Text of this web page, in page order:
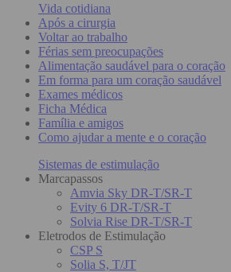
Vida cotidiana
Após a cirurgia
Voltar ao trabalho
Férias sem preocupações
Alimentação saudável para o coração
Em forma para um coração saudável
Exames médicos
Ficha Médica
Família e amigos
Como ajudar a mente e o coração
Sistemas de estimulação
Marcapassos
Amvia Sky DR-T/SR-T
Evity 6 DR-T/SR-T
Solvia Rise DR-T/SR-T
Eletrodos de Estimulação
CSP S
Solia S, T/JT